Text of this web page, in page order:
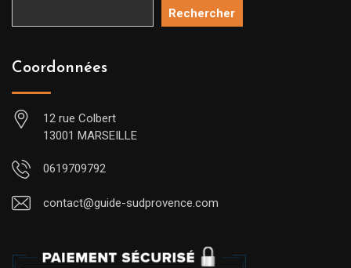
Rechercher
Coordonnées
12 rue Colbert
13001 MARSEILLE
0619709792
contact@guide-sudprovence.com